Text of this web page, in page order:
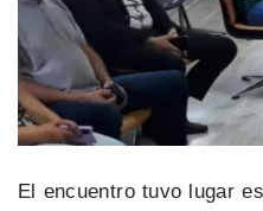
El encuentro tuvo lugar